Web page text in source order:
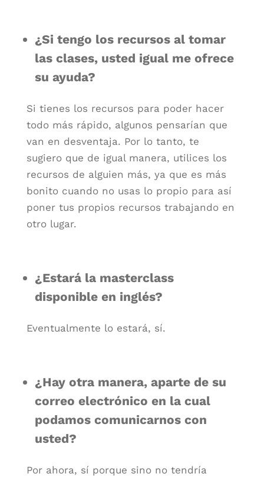
¿Si tengo los recursos al tomar
las clases, usted igual me ofrece
su ayuda?
Si tienes los recursos para poder hacer
todo más rápido, algunos pensarían que
van en desventaja. Por lo tanto, te
sugiero que de igual manera, utilices los
recursos de alguien más, ya que es más
bonito cuando no usas lo propio para así
poner tus propios recursos trabajando en
otro lugar.
¿Estará la masterclass
disponible en inglés?
Eventualmente lo estará, sí.
¿Hay otra manera, aparte de su
correo electrónico en la cual
podamos comunicarnos con
usted?
Por ahora, sí porque sino no tendría